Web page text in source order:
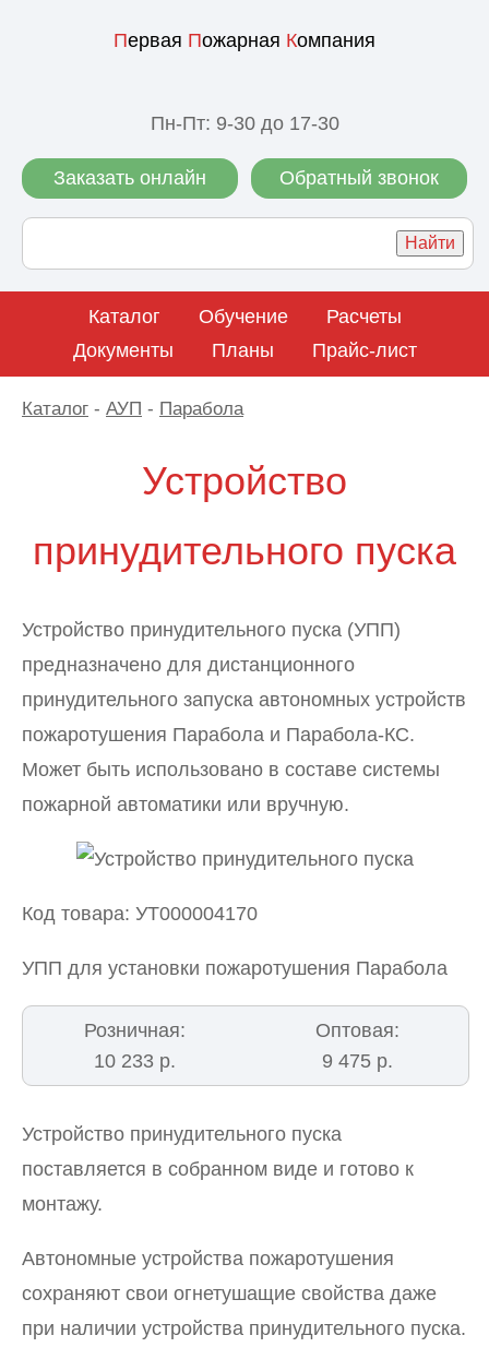
Первая Пожарная Компания
Пн-Пт: 9-30 до 17-30
Заказать онлайн Обратный звонок
Каталог Обучение
Расчеты
Документы
Планы Прайс-лист
Каталог - АУП - Парабола
Устройство
принудительного пуска
Устройство принудительного пуска (УПП)
предназначено для дистанционного
принудительного запуска автономных устройств
пожаротушения Парабола и Парабола-КС.
Может быть использовано в составе системы
пожарной автоматики или вручную.
Код товара: УТ000004170
УПП для установки пожаротушения Парабола
Розничная:
10 233 р.
Оптовая:
9 475 р.
Устройство принудительного пуска
поставляется в собранном виде и готово к
монтажу.
Автономные устройства пожаротушения
сохраняют свои огнетушащие свойства даже
при наличии устройства принудительного пуска.